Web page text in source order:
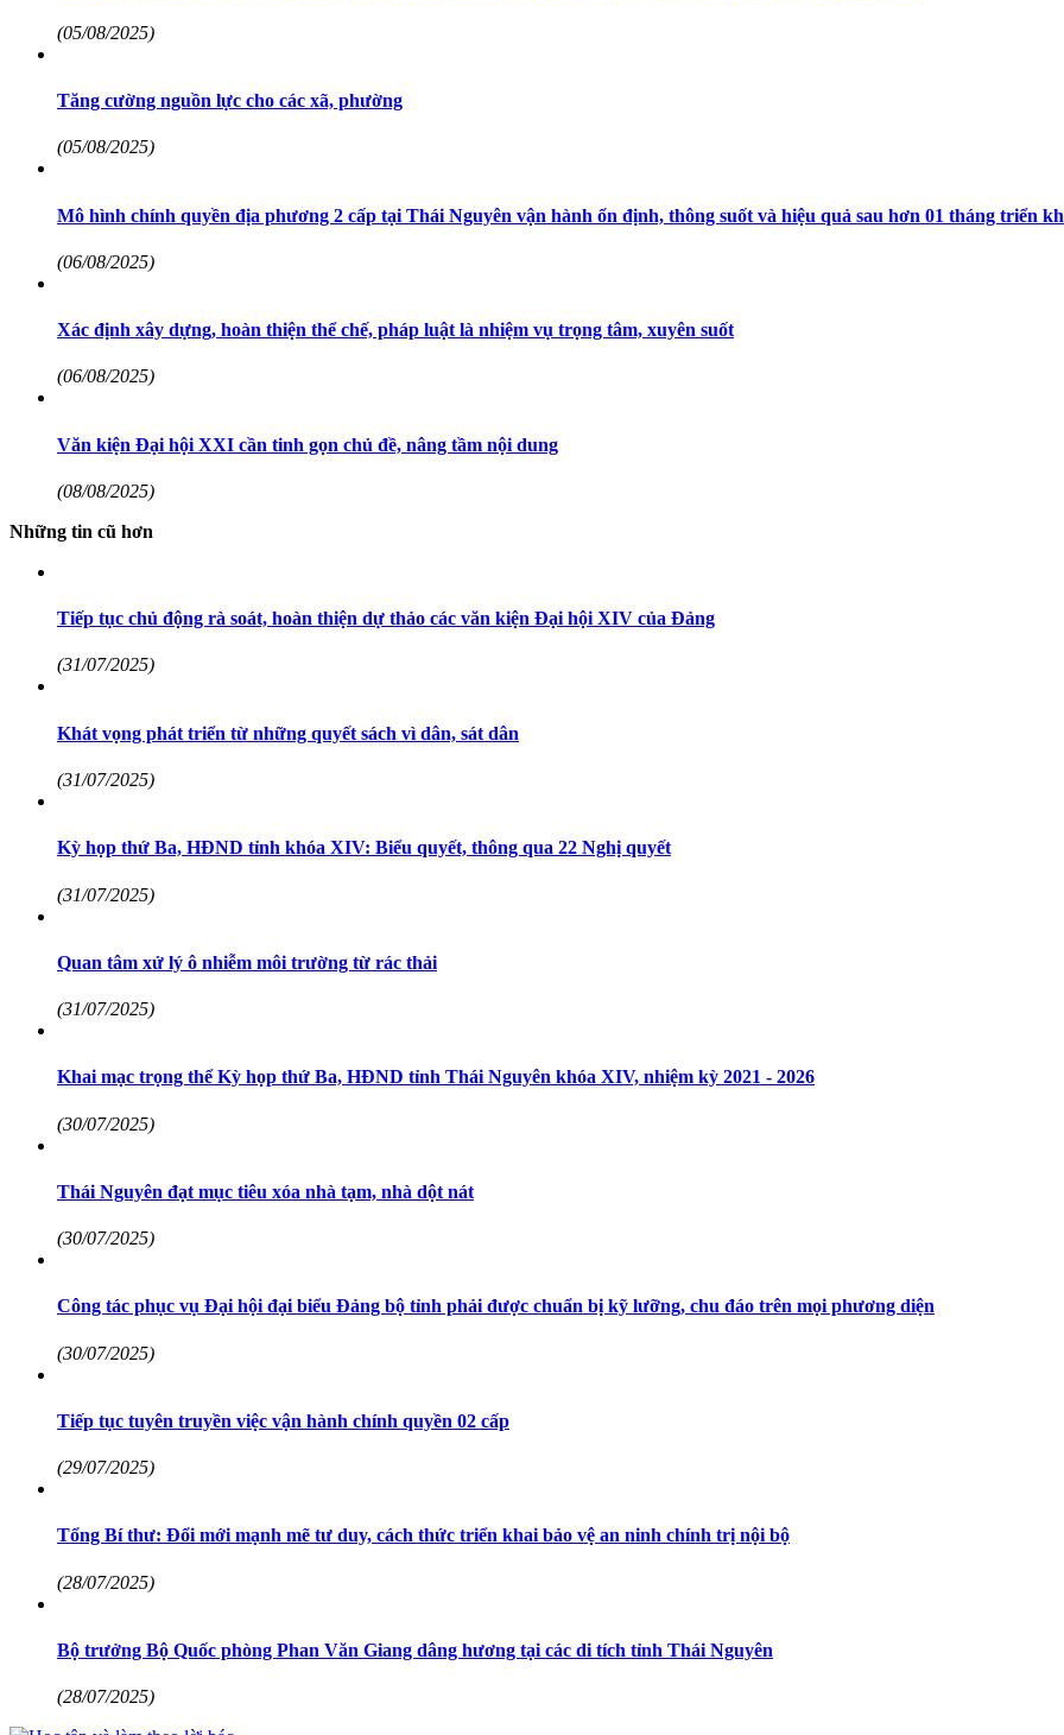
(05/08/2025)
Tăng cường nguồn lực cho các xã, phường
(05/08/2025)
Mô hình chính quyền địa phương 2 cấp tại Thái Nguyên vận hành ổn định, thông suốt và hiệu quả sau hơn 01 tháng triển
(06/08/2025)
Xác định xây dựng, hoàn thiện thể chế, pháp luật là nhiệm vụ trọng tâm, xuyên suốt
(06/08/2025)
Văn kiện Đại hội XXI cần tinh gọn chủ đề, nâng tầm nội dung
(08/08/2025)
Những tin cũ hơn
Tiếp tục chủ động rà soát, hoàn thiện dự thảo các văn kiện Đại hội XIV của Đảng
(31/07/2025)
Khát vọng phát triển từ những quyết sách vì dân, sát dân
(31/07/2025)
Kỳ họp thứ Ba, HĐND tỉnh khóa XIV: Biểu quyết, thông qua 22 Nghị quyết
(31/07/2025)
Quan tâm xử lý ô nhiễm môi trường từ rác thải
(31/07/2025)
Khai mạc trọng thể Kỳ họp thứ Ba, HĐND tỉnh Thái Nguyên khóa XIV, nhiệm kỳ 2021 - 2026
(30/07/2025)
Thái Nguyên đạt mục tiêu xóa nhà tạm, nhà dột nát
(30/07/2025)
Công tác phục vụ Đại hội đại biểu Đảng bộ tỉnh phải được chuẩn bị kỹ lưỡng, chu đáo trên mọi phương diện
(30/07/2025)
Tiếp tục tuyên truyền việc vận hành chính quyền 02 cấp
(29/07/2025)
Tổng Bí thư: Đổi mới mạnh mẽ tư duy, cách thức triển khai bảo vệ an ninh chính trị nội bộ
(28/07/2025)
Bộ trưởng Bộ Quốc phòng Phan Văn Giang dâng hương tại các di tích tỉnh Thái Nguyên
(28/07/2025)